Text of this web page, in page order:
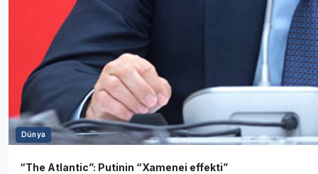
Dünya
“The Atlantic”: Putinin “Xamenei effekti”